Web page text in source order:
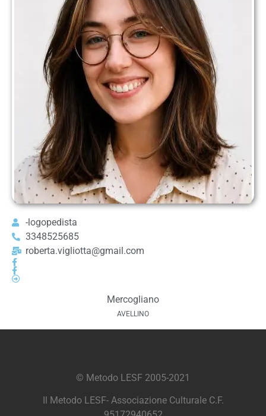
-logopedista
3348525685
roberta.vigliotta@gmail.com
Mercogliano
AVELLINO
© Metodo LESF 2005-2021
Il Metodo LESF- Associazione Culturale C.F.